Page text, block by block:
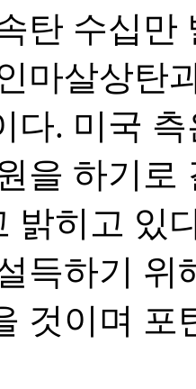
탄 수십만
마살상탄
다. 미국
을 하기로
밝히고 있
득하기 위
것이며 포